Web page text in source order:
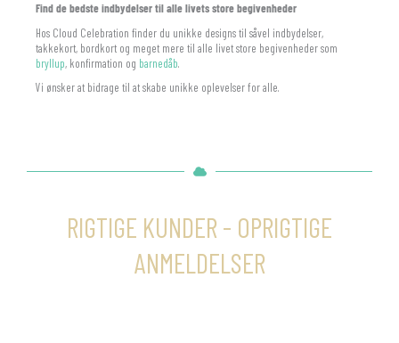
Find de bedste indbydelser til alle livets store begivenheder
Hos Cloud Celebration finder du unikke designs til såvel indbydelser,
takkekort, bordkort og meget mere til alle livet store begivenheder som
bryllup, konfirmation og barnedåb.
Vi ønsker at bidrage til at skabe unikke oplevelser for alle.
RIGTIGE KUNDER - OPRIGTIGE
ANMELDELSER